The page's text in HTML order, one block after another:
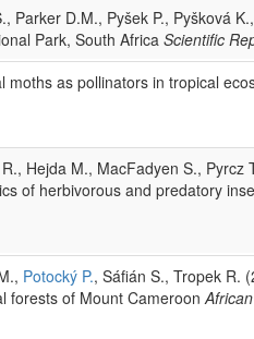
Parker D.M., Pyšek P., Pyšková
Park, South Africa Scientific
moths as pollinators in tropical
Hejda M., MacFadyen S., Pyrcz
of herbivorous and predatory
Potocký P., Sáfián S., Tropek R.
forests of Mount Cameroon